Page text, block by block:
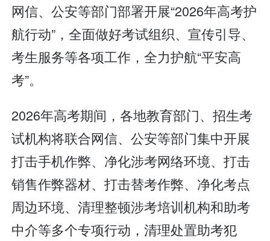
网信、公安等部门部署开展“2026年高考护
航行动”，全面做好考试组织、宣传引导、
考生服务等各项工作，全力护航“平安高
考”。
2026年高考期间，各地教育部门、招生考
试机构将联合网信、公安等部门集中开展
打击手机作弊、净化涉考网络环境、打击
销售作弊器材、打击替考作弊、净化考点
周边环境、清理整顿涉考培训机构和助考
中介等多个专项行动，清理处置助考犯